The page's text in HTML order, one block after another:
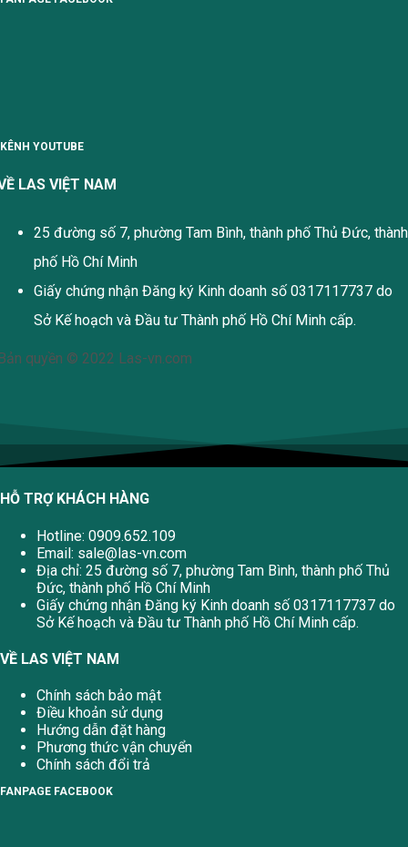
KÊNH YOUTUBE
LAS VIỆT NAM
25 đường số 7, phường Tam Bình, thành phố Thủ Đức, thành
phố Hồ Chí Minh
Giấy chứng nhận Đăng ký Kinh doanh số 0317117737 do
Sở Kế hoạch và Đầu tư Thành phố Hồ Chí Minh cấp.
quyền © 2022 Las-vn.com
HỖ TRỢ KHÁCH HÀNG
Hotline: 0909.652.109
Email: sale@las-vn.com
Địa chỉ: 25 đường số 7, phường Tam Bình, thành phố Thủ
Đức, thành phố Hồ Chí Minh
Giấy chứng nhận Đăng ký Kinh doanh số 0317117737 do
Sở Kế hoạch và Đầu tư Thành phố Hồ Chí Minh cấp.
VỀ LAS VIỆT NAM
Chính sách bảo mật
Điều khoản sử dụng
Hướng dẫn đặt hàng
Phương thức vận chuyển
Chính sách đổi trả
FANPAGE FACEBOOK